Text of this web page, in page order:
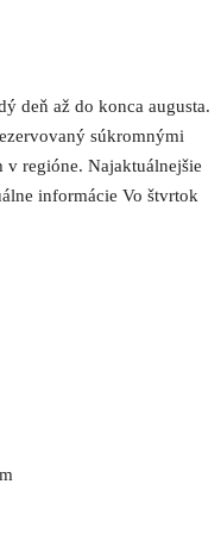
deň až do konca augusta.
súkromnými
v regióne. Najaktuálnejšie
informácie Vo štvrtok